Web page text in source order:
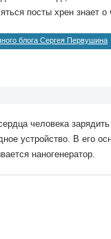
посты хрен знает
блога Сергея Первушина
человека
устройство. В его
наногенератор.